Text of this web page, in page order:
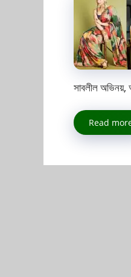
সাবলীল অভিনয়,
Read